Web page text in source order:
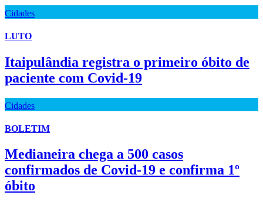
Cidades
LUTO
Itaipulândia registra o primeiro óbito de
paciente com Covid-19
Cidades
BOLETIM
Medianeira chega a 500 casos
confirmados de Covid-19 e confirma 1º
óbito